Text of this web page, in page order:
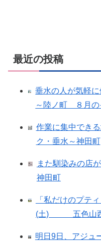
最近の投稿
垂水の人が気軽
～陸ノ町 ８月の
作業に集中でき
ク・垂水～神田町
また馴染みの
神田町
「私だけのプテ
(土) 五色山
明日9日、アジュ